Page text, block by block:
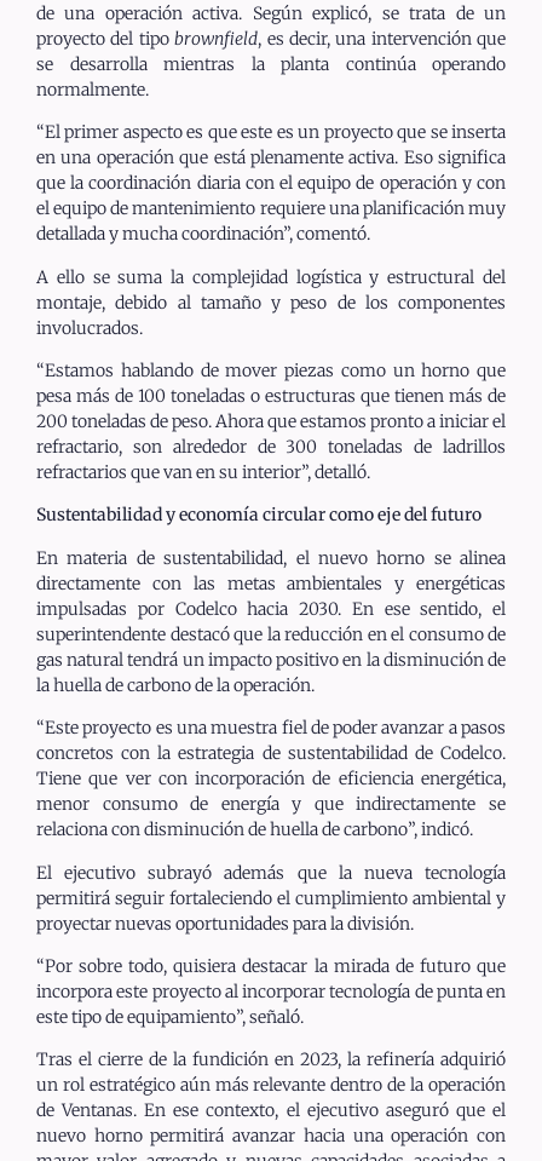
de una operación activa. Según explicó, se trata de un
proyecto del tipobrownfield, es decir, una intervención que
se desarrolla mientras la planta continúa operando
normalmente.
“El primer aspecto es que este es un proyecto que se inserta
en una operación que está plenamente activa. Eso significa
que la coordinación diaria con el equipo de operación y con
el equipo de mantenimiento requiere una planificación muy
detallada y mucha coordinación”, comentó.
A ello se suma la complejidad logística y estructural del
montaje, debido al tamaño y peso de los componentes
involucrados.
“Estamos hablando de mover piezas como un horno que
pesa más de 100 toneladas o estructuras que tienen más de
200 toneladas de peso. Ahora que estamos pronto a iniciar el
refractario, son alrededor de 300 toneladas de ladrillos
refractarios que van en su interior”, detalló.
Sustentabilidad y economía circular como eje del futuro
En materia de sustentabilidad, el nuevo horno se alinea
directamente con las metas ambientales y energéticas
impulsadas por Codelco hacia 2030. En ese sentido, el
superintendente destacó que la reducción en el consumo de
gas natural tendrá un impacto positivo en la disminución de
la huella de carbono de la operación.
“Este proyecto es una muestra fiel de poder avanzar a pasos
concretos con la estrategia de sustentabilidad de Codelco.
Tiene que ver con incorporación de eficiencia energética,
menor consumo de energía y que indirectamente se
relaciona con disminución de huella de carbono”, indicó.
El ejecutivo subrayó además que la nueva tecnología
permitirá seguir fortaleciendo el cumplimiento ambiental y
proyectar nuevas oportunidades para la división.
“Por sobre todo, quisiera destacar la mirada de futuro que
incorpora este proyecto al incorporar tecnología de punta en
este tipo de equipamiento”, señaló.
Tras el cierre de la fundición en 2023, la refinería adquirió
un rol estratégico aún más relevante dentro de la operación
de Ventanas. En ese contexto, el ejecutivo aseguró que el
nuevo horno permitirá avanzar hacia una operación con